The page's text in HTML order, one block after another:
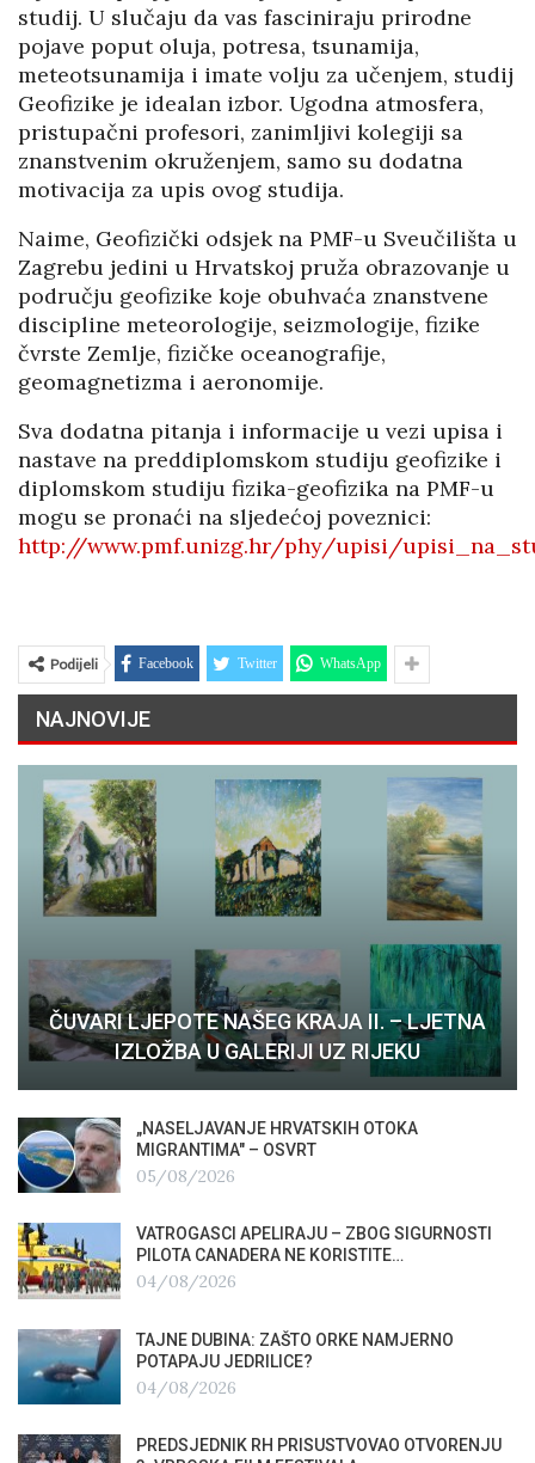
studij. U slučaju da vas fasciniraju prirodne
pojave poput oluja, potresa, tsunamija,
meteotsunamija i imate volju za učenjem, studij
Geofizike je idealan izbor. Ugodna atmosfera,
pristupačni profesori, zanimljivi kolegiji sa
znanstvenim okruženjem, samo su dodatna
motivacija za upis ovog studija.
Naime, Geofizički odsjek na PMF-u Sveučilišta u
Zagrebu jedini u Hrvatskoj pruža obrazovanje u
području geofizike koje obuhvaća znanstvene
discipline meteorologije, seizmologije, fizike
čvrste Zemlje, fizičke oceanografije,
geomagnetizma i aeronomije.
Sva dodatna pitanja i informacije u vezi upisa i
nastave na preddiplomskom studiju geofizike i
diplomskom studiju fizika-geofizika na PMF-u
mogu se pronaći na sljedećoj poveznici:
http://www.pmf.unizg.hr/phy/upisi/
Podijeli Facebook Twitter WhatsApp
NAJNOVIJE
ČUVARI LJEPOTE NAŠEG KRAJA II. – LJETNA
IZLOŽBA U GALERIJI UZ RIJEKU
„NASELJAVANJE HRVATSKIH OTOKA
MIGRANTIMA″ – OSVRT
05/08/2026
VATROGASCI APELIRAJU – ZBOG SIGURNOSTI
PILOTA CANADERA NE KORISTITE…
04/08/2026
TAJNE DUBINA: ZAŠTO ORKE NAMJERNO
POTAPAJU JEDRILICE?
04/08/2026
PREDSJEDNIK RH PRISUSTVOVAO OTVORENJU